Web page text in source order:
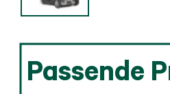
Passende